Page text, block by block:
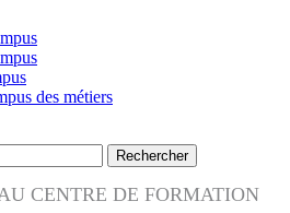
des métiers
CENTRE DE FORMATION